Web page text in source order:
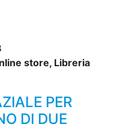
store, Libreria
PER
DI DUE